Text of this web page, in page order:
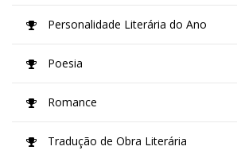
Personalidade Literária do Ano
Poesia
Romance
Tradução de Obra Literária